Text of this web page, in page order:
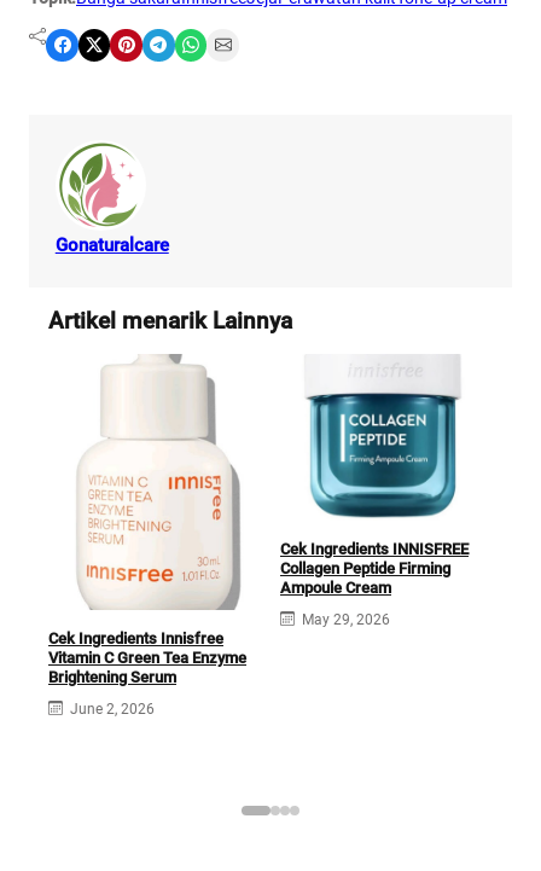
Share on Facebook Share on X Share on Pinterest Share on Telegram Share on WhatsApp Share on Email
Gonaturalcare
Artikel menarik Lainnya
Cek Ingredients Innisfree
Vitamin C Green Tea Enzyme
Brightening Serum
June 2, 2026
Cek Ingredients INNISFREE
Collagen Peptide Firming
Ampoule Cream
May 29, 2026